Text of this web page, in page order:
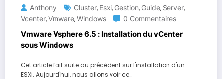
Anthony Cluster, Esxi, Gestion, Guide, Server,
Vcenter,Vmware,Windows 0 Commentaires
Vmware Vsphere 6.5 : Installation du vCenter
sous Windows
Cet article fait suite au précédent sur l'installation d'un
ESXi. Aujourd'hui, nous allons voir ce…